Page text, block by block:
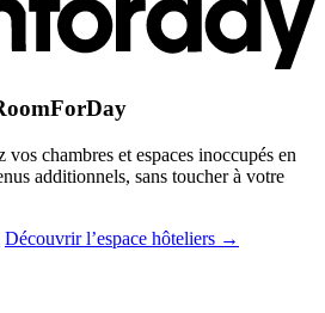
vos chambres et espaces inoccupés en
additionnels, sans toucher à votre
Découvrir l’espace hôteliers →